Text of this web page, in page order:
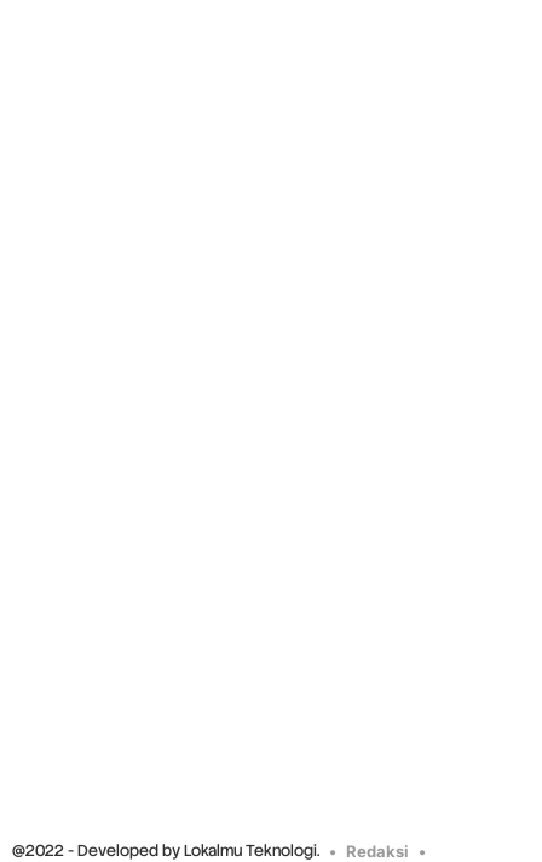
@2022 - Developed by Lokalmu Teknologi. Redaksi